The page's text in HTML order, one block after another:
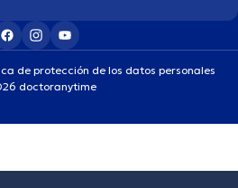
de protección de los datos personales
doctoranytime